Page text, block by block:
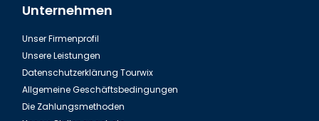
Unternehmen
Unser Firmenprofil
Unsere Leistungen
Datenschutzerklärung Tourwix
Allgemeine Geschäftsbedingungen
Die Zahlungsmethoden